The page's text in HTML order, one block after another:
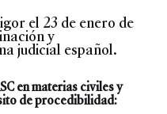
el 23 de enero de
y
judicial español.
en materias civiles y
de procedibilidad: